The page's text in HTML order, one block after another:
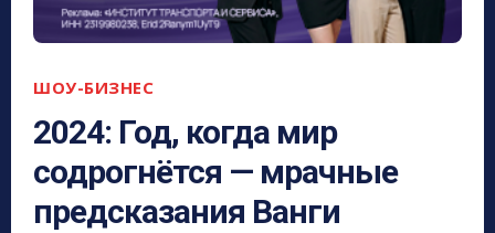
ШОУ-БИЗНЕС
2024: Год, когда мир
содрогнётся — мрачные
предсказания Ванги